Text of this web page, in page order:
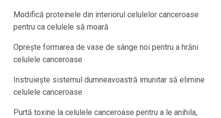
Modifică proteinele din interiorul celulelor canceroase
pentru ca celulele să moară
Oprește formarea de vase de sânge noi pentru a hrăni
celulele canceroase
Instruiește sistemul dumneavoastră imunitar să elimine
celulele canceroase
Purtă toxine la celulele canceroase pentru a le anihila,